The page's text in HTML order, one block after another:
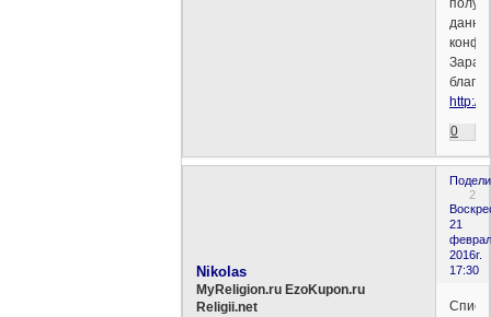
http://
0
2
21
2016г.
17:30
Nikolas
MyReligion.ru EzoKupon.ru
Religii.net